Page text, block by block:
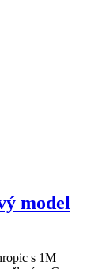
model
s 1M